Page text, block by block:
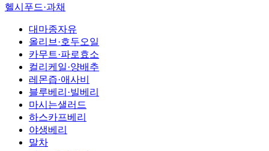
헬시푸드·과채
대마종자유
올리브·호두오일
카무트·파로효소
컬리케일·양배추
레몬즙·애사비
블루베리·빌베리
마시는샐러드
하스카프베리
야생베리
말차